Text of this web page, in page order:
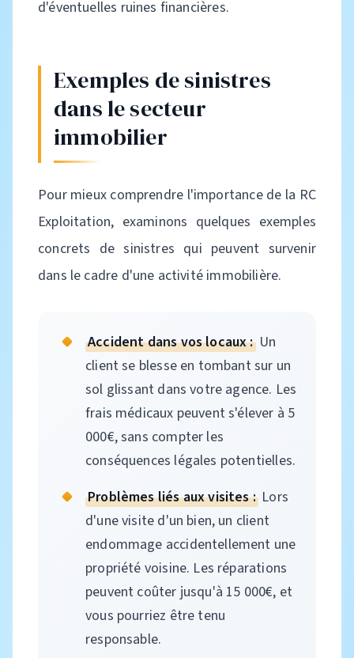
d'éventuelles ruines financières.
Exemples de sinistres
dans le secteur
immobilier
Pour mieux comprendre l'importance de la RC
Exploitation, examinons quelques exemples
concrets de sinistres qui peuvent survenir
dans le cadre d'une activité immobilière.
Accident dans vos locaux :Un
client se blesse en tombant sur un
sol glissant dans votre agence. Les
frais médicaux peuvent s'élever à 5
000€, sans compter les
conséquences légales potentielles.
Problèmes liés aux visites : Lors
d'une visite d'un bien, un client
endommage accidentellement une
propriété voisine. Les réparations
peuvent coûter jusqu'à 15 000€, et
vous pourriez être tenu
responsable.